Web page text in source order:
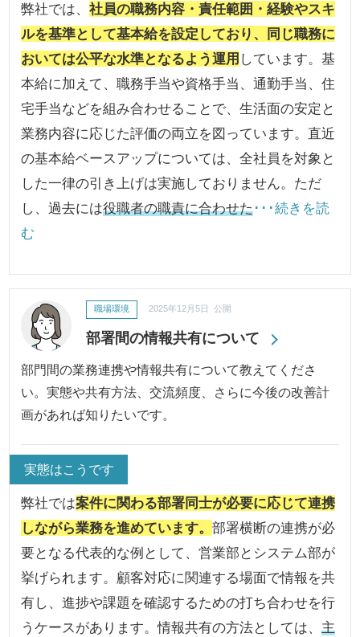
弊社では、社員の職務内容・責任範囲・経験やスキ
ルを基準として基本給を設定しており、同じ職務に
おいては公平な水準となるよう運用 しています。基
本給に加えて、職務手当や資格手当、通勤手当、住
宅手当などを組み合わせることで、生活面の安定と
業務内容に応じた評価の両立を図っています。直近
の基本給ベースアップについては、全社員を対象と
した一律の引き上げは実施しておりません。ただ
し、過去には役職者の職責に合わせた･･･続きを読
む
部署間の情報共有について
職場環境 2025年12月5日 公開
部門間の業務連携や情報共有について教えてくださ
い。実態や共有方法、交流頻度、さらに今後の改善計
画があれば知りたいです。
実態はこうです
弊社では案件に関わる部署同士が必要に応じて連携
しながら業務を進めています。部署横断の連携が必
要となる代表的な例として、営業部とシステム部が
挙げられます。顧客対応に関連する場面で情報を共
有し、進捗や課題を確認するための打ち合わせを行
うケースがあります。情報共有の方法としては、主